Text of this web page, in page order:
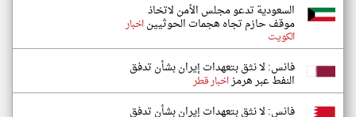
السعودية تدعو مجلس الأمن لاتخاذ
موقف حازم تجاه هجمات الحوثييناخبار
الكويت
فانس: لا نثق بتعهدات إيران بشأن تدفق
النفط عبر هرمزاخبار قطر
فانس: لا نثق بتعهدات إيران بشأن تدفق